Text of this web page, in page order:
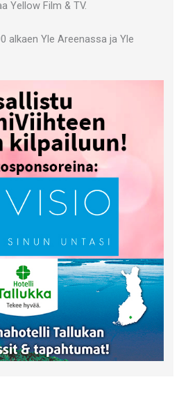
Yellow Film & TV.
alkaen Yle Areenassa ja Yle